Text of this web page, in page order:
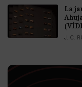
La
J. C.